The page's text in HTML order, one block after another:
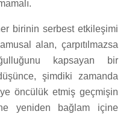
birinin serbest etkileşimi
alan, çarpıtılmazsa
kapsayan bir
şimdiki zamanda
öncülük etmiş geçmişin
yeniden bağlam içine